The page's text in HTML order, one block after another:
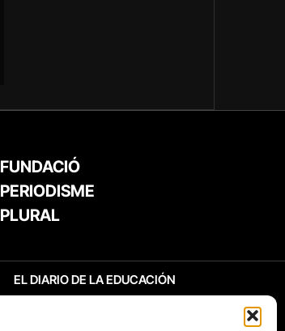
FUNDACIÓ
PERIODISME
PLURAL
EL DIARIO DE LA EDUCACIÓN